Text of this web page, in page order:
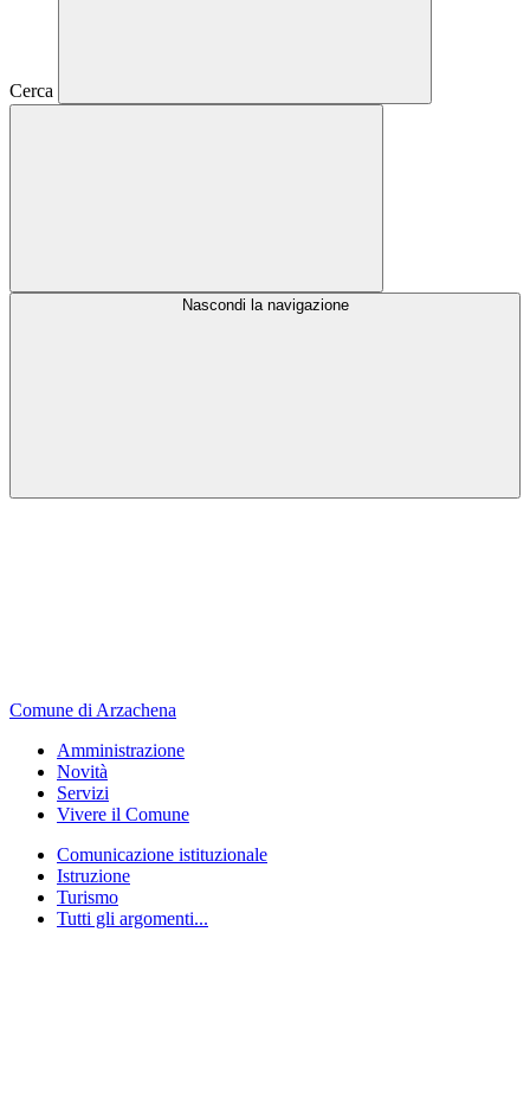
Cerca
Nascondi la navigazione
Comune di Arzachena
Amministrazione
Novità
Servizi
Vivere il Comune
Comunicazione istituzionale
Istruzione
Turismo
Tutti gli argomenti...